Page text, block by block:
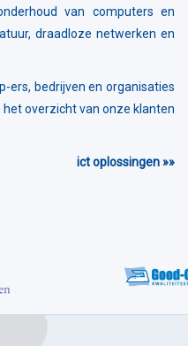
van computers en
draadloze netwerken en
ers, bedrijven en organisaties
overzicht van onze klanten
ict oplossingen »»